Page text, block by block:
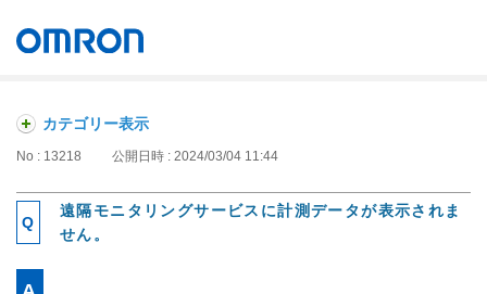
カテゴリー表示
No : 13218 公開日時 : 2024/03/04 11:44
遠隔モニタリングサービスに計測データが表示されま
せん。